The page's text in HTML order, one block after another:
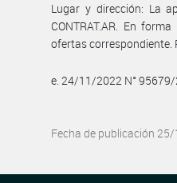
Lugar y dirección: La
CONTRAT.AR. En
ofertas
e. 24/11/2022 N°
Fecha de publicación